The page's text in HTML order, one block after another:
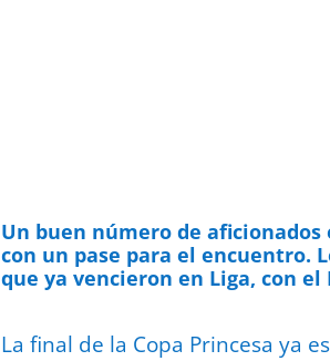
Un buen número de
con un pase para el encuentro.
que ya vencieron en Liga, con
La final de la Copa Princesa ya